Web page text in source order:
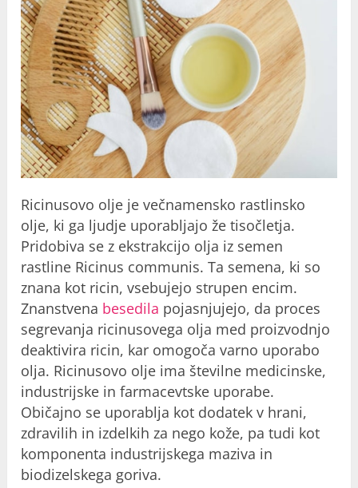
Ricinusovo olje je večnamensko rastlinsko
olje, ki ga ljudje uporabljajo že tisočletja.
Pridobiva se z ekstrakcijo olja iz semen
rastline Ricinus communis. Ta semena, ki so
znana kot ricin, vsebujejo strupen encim.
Znanstvena besedila pojasnjujejo, da proces
segrevanja ricinusovega olja med proizvodnjo
deaktivira ricin, kar omogoča varno uporabo
olja. Ricinusovo olje ima številne medicinske,
industrijske in farmacevtske uporabe.
Običajno se uporablja kot dodatek v hrani,
zdravilih in izdelkih za nego kože, pa tudi kot
komponenta industrijskega maziva in
biodizelskega goriva.